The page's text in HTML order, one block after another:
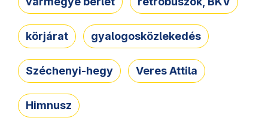
körjárat gyalogosközlekedés
Széchenyi-hegy Veres Attila
Himnusz